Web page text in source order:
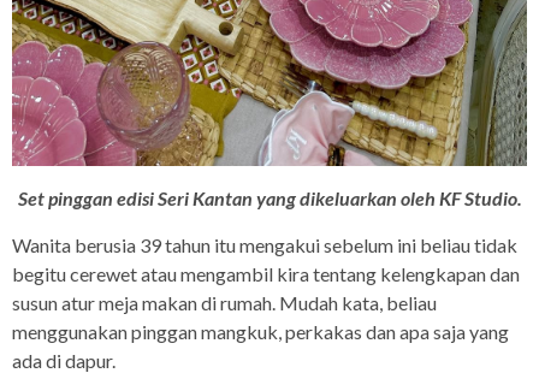
Set pinggan edisi Seri Kantan yang dikeluarkan oleh KF Studio.
Wanita berusia 39 tahun itu mengakui sebelum ini beliau tidak
begitu cerewet atau mengambil kira tentang kelengkapan dan
susun atur meja makan di rumah. Mudah kata, beliau
menggunakan pinggan mangkuk, perkakas dan apa saja yang
ada di dapur.